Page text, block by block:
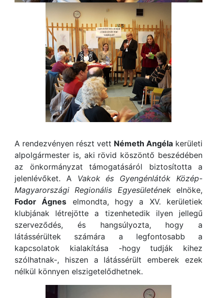
A rendezvényen részt vett Németh Angéla kerületi
alpolgármester is, aki rövid köszöntő beszédében
az önkormányzat támogatásáról biztosította a
jelenlévőket. A Vakok és Gyengénlátók Közép-
Magyarországi Regionális Egyesületénekelnöke,
Fodor Ágnes elmondta, hogy a XV. kerületiek
klubjának létrejötte a tizenhetedik ilyen jellegű
szerveződés, és hangsúlyozta, hogy a
látássérültek számára a legfontosabb a
kapcsolatok kialakítása -hogy tudják kihez
szólhatnak-, hiszen a látássérült emberek ezek
nélkül könnyen elszigetelődhetnek.